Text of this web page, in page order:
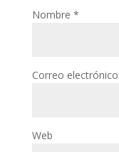
Nombre *
Correo electrónico
Web